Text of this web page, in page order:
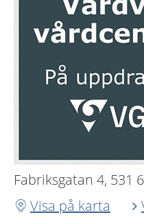
Fabriksgatan 4, 531
Visa på karta